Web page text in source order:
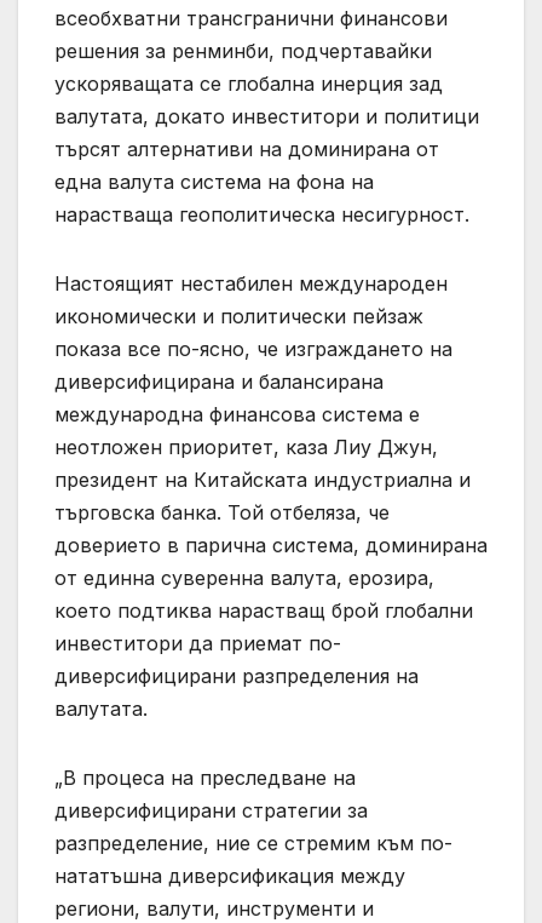
всеобхватни трансгранични финансови
решения за ренминби, подчертавайки
ускоряващата се глобална инерция зад
валутата, докато инвеститори и политици
търсят алтернативи на доминирана от
една валута система на фона на
нарастваща геополитическа несигурност.
Настоящият нестабилен международен
икономически и политически пейзаж
показа все по-ясно, че изграждането на
диверсифицирана и балансирана
международна финансова система е
неотложен приоритет, каза Лиу Джун,
президент на Китайската индустриална и
търговска банка. Той отбеляза, че
доверието в парична система, доминирана
от единна суверенна валута, ерозира,
което подтиква нарастващ брой глобални
инвеститори да приемат по-
диверсифицирани разпределения на
валутата.
„В процеса на преследване на
диверсифицирани стратегии за
разпределение, ние се стремим към по-
нататъшна диверсификация между
региони, валути, инструменти и